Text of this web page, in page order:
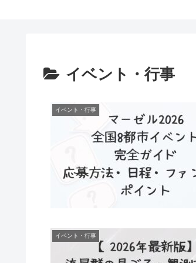
イベント・行事
イベント・行事
イベント・行事